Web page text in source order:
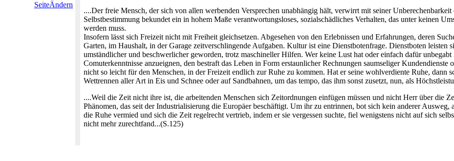
SeiteÄndern
....Der freie Mensch, der sich von allen werbenden Versprechen unabhängig hält, verwirrt mit seiner
Selbstbestimmung bekundet ein in hohem Maße verantwortungsloses, sozialschädliches Verhalten, das unter keinen
werden muss.
Insofern lässt sich Freizeit nicht mit Freiheit gleichsetzen. Abgesehen von den Erlebnissen und Erfahrungen, deren
Garten, im Haushalt, in der Garage zeitverschlingende Aufgaben. Kultur ist eine Dienstbotenfrage. Dienstboten leisten
umständlicher und beschwerlicher geworden, trotz maschineller Hilfen. Wer keine Lust hat oder einfach dafür
Comuterkenntnisse anzueignen, den bestraft das Leben in Form erstaunlicher Rechnungen saumseliger
nicht so leicht für den Menschen, in der Freizeit endlich zur Ruhe zu kommen. Hat er seine wohlverdiente Ruhe, dann
Wettrennen aller Art in Eis und Schnee oder auf Sandbahnen, um das tempo, das ihm sonst zusetzt, nun, als
....Weil die Zeit nicht ihre ist, die arbeitenden Menschen sich Zeitordnungen einfügen müssen und nicht Herr über die
Phänomen, das seit der Industrialisierung die Europäer beschäftigt. Um ihr zu entrinnen, bot sich kein anderer
die Ruhe vermied und sich die Zeit regelrecht vertrieb, indem er sie vergessen suchte, fiel wenigstens nicht auf sich
nicht mehr zurechtfand...(S.125)